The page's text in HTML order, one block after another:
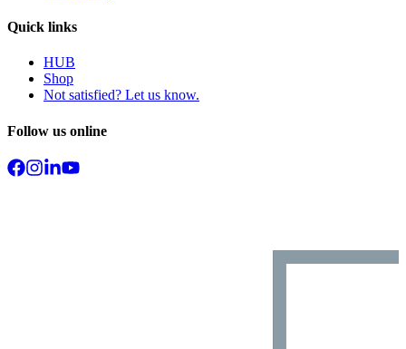
Quick links
HUB
Shop
Not satisfied? Let us know.
Follow us online